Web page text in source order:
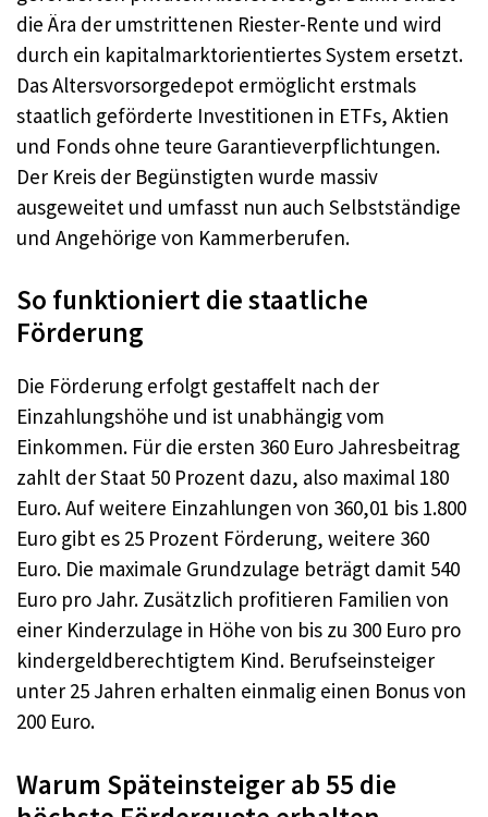
die Ära der umstrittenen Riester-Rente und wird
durch ein kapitalmarktorientiertes System ersetzt.
Das Altersvorsorgedepot ermöglicht erstmals
staatlich geförderte Investitionen in ETFs, Aktien
und Fonds ohne teure Garantieverpflichtungen.
Der Kreis der Begünstigten wurde massiv
ausgeweitet und umfasst nun auch Selbstständige
und Angehörige von Kammerberufen.
So funktioniert die staatliche
Förderung
Die Förderung erfolgt gestaffelt nach der
Einzahlungshöhe und ist unabhängig vom
Einkommen. Für die ersten 360 Euro Jahresbeitrag
zahlt der Staat 50 Prozent dazu, also maximal 180
Euro. Auf weitere Einzahlungen von 360,01 bis 1.800
Euro gibt es 25 Prozent Förderung, weitere 360
Euro. Die maximale Grundzulage beträgt damit 540
Euro pro Jahr. Zusätzlich profitieren Familien von
einer Kinderzulage in Höhe von bis zu 300 Euro pro
kindergeldberechtigtem Kind. Berufseinsteiger
unter 25 Jahren erhalten einmalig einen Bonus von
200 Euro.
Warum Späteinsteiger ab 55 die